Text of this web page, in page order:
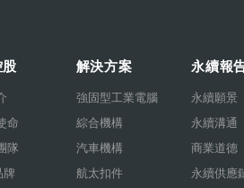
命
隊
牌
解決方案
強固型工業電腦
綜合機構
汽車機構
航太扣件
永續報
永續願景
永續溝通
商業道德
永續供應